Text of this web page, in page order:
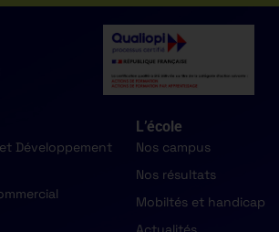
Développement
L’école
Nos campus
Nos résultats
Mobiltés et handicap